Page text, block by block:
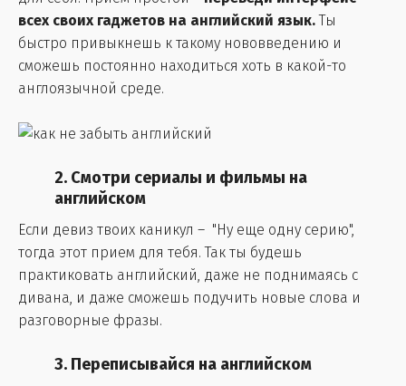
всех своих гаджетов на английский язык.Ты
быстро привыкнешь к такому нововведению и
сможешь постоянно находиться хоть в какой-то
англоязычной среде.
2. Смотри сериалы и фильмы на
английском
Если девиз твоих каникул – "Ну еще одну серию",
тогда этот прием для тебя. Так ты будешь
практиковать английский, даже не поднимаясь с
дивана, и даже сможешь подучить новые слова и
разговорные фразы.
3. Переписывайся на английском